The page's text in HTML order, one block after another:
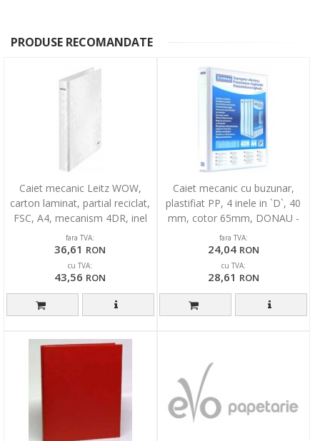
PRODUSE RECOMANDATE
Caiet mecanic Leitz WOW,
carton laminat, partial reciclat,
FSC, A4, mecanism 4DR, inel
25 mm, alb
fara TVA:
36,61 RON
cu TVA:
43,56 RON
Caiet mecanic cu buzunar,
plastifiat PP, 4 inele in `D`, 40
mm, cotor 65mm, DONAU -
alb
fara TVA:
24,04 RON
cu TVA:
28,61 RON